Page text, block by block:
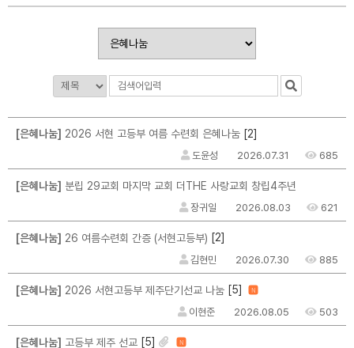
[은혜나눔] 2026 서현 고등부 여름 수련회 은혜나눔 [2]
도윤성 2026.07.31 685
[은혜나눔] 분립 29교회 마지막 교회 더THE 사랑교회 창립4주년
장귀일 2026.08.03 621
[은혜나눔] 26 여름수련회 간증 (서현고등부) [2]
김현민 2026.07.30 885
[은혜나눔] 2026 서현고등부 제주단기선교 나눔 [5] N
이현준 2026.08.05 503
[은혜나눔] 고등부 제주 선교 [5] N